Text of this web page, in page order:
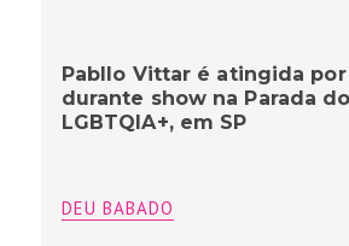
Pabllo Vittar é atingida
durante show na Parada
LGBTQIA+, em SP
DEU BABADO